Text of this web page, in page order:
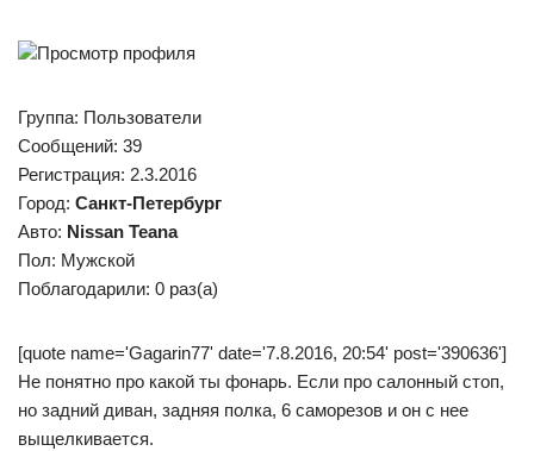
Просмотр профиля
Группа: Пользователи
Сообщений: 39
Регистрация: 2.3.2016
Город: Санкт-Петербург
Авто: Nissan Teana
Пол: Мужской
Поблагодарили: 0 раз(а)
[quote name='Gagarin77' date='7.8.2016, 20:54' post='390636']
Не понятно про какой ты фонарь. Если про салонный стоп,
но задний диван, задняя полка, 6 саморезов и он с нее
выщелкивается.